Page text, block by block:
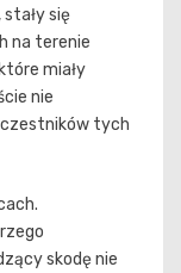
się
na terenie
miały
nie
tych
skodę nie